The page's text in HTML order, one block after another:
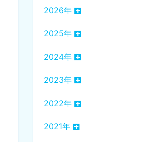
2026年
2025年
2024年
2023年
2022年
2021年